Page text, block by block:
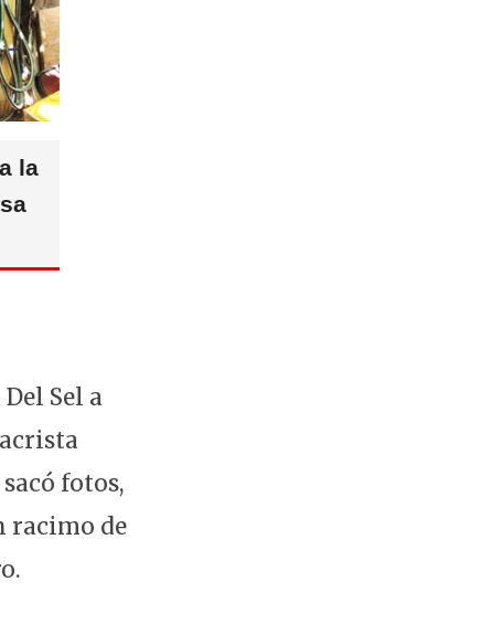
la
Sel a
fotos,
racimo de